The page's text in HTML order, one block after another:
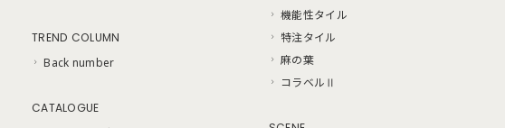
TREND COLUMN
Back number
CATALOGUE
機能性タイル
特注タイル
麻の葉
コラベルⅡ